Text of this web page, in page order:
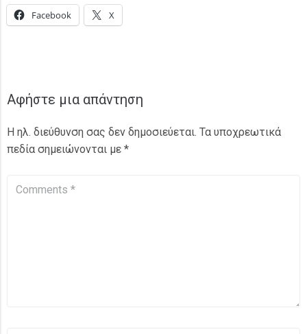
Facebook X
Αφήστε μια απάντηση
Η ηλ. διεύθυνση σας δεν δημοσιεύεται. Τα υποχρεωτικά
πεδία σημειώνονται με *